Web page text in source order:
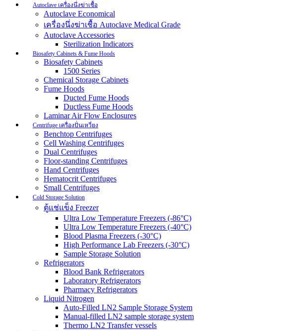
Autoclave เครื่องนึ่งฆ่าเชื้อ
Autoclave Economical
เครื่องนึ่งฆ่าเชื้อ Autoclave Medical Grade
Autoclave Accessories
Sterilization Indicators
Biosafety Cabinets & Fume Hoods
Biosafety Cabinets
1500 Series
Chemical Storage Cabinets
Fume Hoods
Ducted Fume Hoods
Ductless Fume Hoods
Laminar Air Flow Enclosures
Centrifuge เครื่องปั่นเหวี่ยง
Benchtop Centrifuges
Cell Washing Centrifuges
Dual Centrifuges
Floor-standing Centrifuges
Hand Centrifuges
Hematocrit Centrifuges
Small Centrifuges
Cold Storage Solution
ตู้แช่แข็ง Freezer
Ultra Low Temperature Freezers (-86°C)
Ultra Low Temperature Freezers (-40°C)
Blood Plasma Freezers (-30°C)
High Performance Lab Freezers (-30°C)
Sample Storage Solution
Refrigerators
Blood Bank Refrigerators
Laboratory Refrigerators
Pharmacy Refrigerators
Liquid Nitrogen
Auto-Filled LN2 Sample Storage System
Manual-filled LN2 sample storage system
Thermo LN2 Transfer vessels